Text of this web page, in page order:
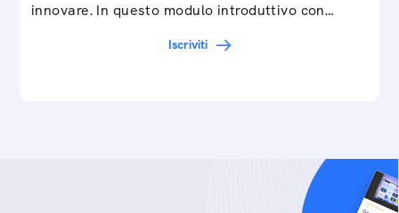
innovare. In questo modulo introduttivo con
Iscriviti